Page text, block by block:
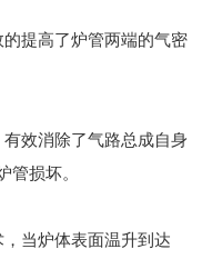
提高了炉管两端的气密
效消除了气路总成自身
管损坏。
当炉体表面温升到达